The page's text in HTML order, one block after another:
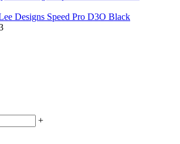
Designs Speed Pro D3O Black
+